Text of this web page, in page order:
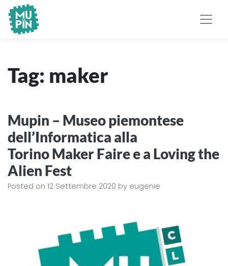
Tag: maker
Mupin – Museo piemontese
dell’Informatica alla
Torino Maker Faire e a Loving the
Alien Fest
Posted on 12 Settembre 2020 by eugenie